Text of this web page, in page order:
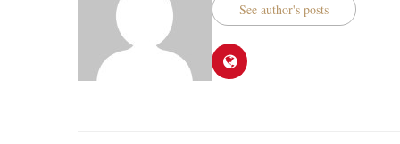
See author's posts